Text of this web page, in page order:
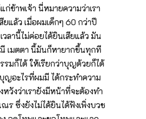
นี้ ซึ่งเป็นอสุจิ อสุภัง มรณะประโยสานัง มีความตายเป็นที่สุด จงเจริญด้วยกรรมฐาน แล้วก็เจริญกรรมฐานอสุพะกรรมฐานตามสมควรในที่อยู่แห่งตน เสร็จแล้วก็สวดบทสวดมนต์พอสมควร ปัจจเวกอัตติ อปัจจะเวก ทั้ง 4 บทแล้วสวดถวายพรพระด้วยพาหุงคือสรรเสริญคุณพระพุทธเจ้าทั้ง 8 บท แล้วจึงกรวดน้ำ นี่สวดมนต์นี่มันสวดอย่างที่ว่าให้ตามเป็นวัตรเป็นพิธี ไม่ใช่แค่เราสวดตามบ้านตามเรือน ทีนี้เวลายังเหลือยังไม่ทันสว่าง ห้ามไม่ให้เอนตัวลงนอนอีก ไม่ให้มานอนฝันอยู่ เวลายังเหลือไม่ให้นอนอีกแล้วก็ให้ท่องสวดมนต์ที่เป็นการศึกษา เรื่องการศึกษาเรื่องที่เราต้องท่องจำ เมื่อกี้ก็สวดมนต์ตามวัตรตามปฏิบัติที่ต้องสวด สวดเพื่อเรียน เพื่อท่อง เพื่อจำ แล้วก็ให้แสดงอาบัติ มีเพื่อนแสดงอาบัติเสียก่อนอรุณขึ้น เพื่อไม้ให้อาบัติค้างคืน นึกได้หรือไม่ได้ก็ให้แสดงอาบัติเสียก่อนอรุณขึ้น ทีนี้ก็รับอรุณ ที่ว่ารับอรุณ มันก็แบ่งอรุณเป็น 4 ตอน ปทุม ปะทะโม อรุโน เสโต ทุติโย ตัมพะมังเจวะ ตะติโย โอทาโต จตุโถ นันทะมุทิโย เมื่อมันสักแต่ว่าขาวขึ้นมาแต่ไม่ใช่ว่ามันขาวจ้า มันขาว ขาวอึมครึม เค้าเรียกอรุณที่ 1 , อรุณที่ 2 เป็นสีแดงหรือสีเหลือง อรุณที่ 3 มันขาวแจ้ง อรุณที่ 4 เห็นหน้าตาชัด เหมือนกะเราจะเรียกกันว่าเห็นลายมือใหญ่ มันต้องถึงอรุณที่ 4 จึงจะถือว่าเป็นวันใหม่ วินัยกรรมเกี่ยวกับพรรษา เกี่ยวกับสัตตาหะ เกี่ยวกับอะไรต่างๆที่เรียกว่า อรุณๆๆ ก็ขอให้รู้จัก นับอย่างนี้พออรุณที่ 4 ขึ้นแล้วถือว่าเป็นวันใหม่ เป็นวันใหม่แล้วทีนี้ขาดตอนกันแล้ว ก็เปลื้องผ้าครอง เปลื้องผ้าครองที่เอามาครองใหญ่ เปลื้องออก หอพับเก็บตามเดิม ก็ไปทำกิจกรรม ที่เรียกว่าวันใหม่ขึ้นแล้ว ยังมีบทที่ว่าสวดว่าออกไป เป็นการประกาศว่า อิทานิ อรุโนทะยัง อาปุจฉามะ อาปุจฉามิ ข้าพเจ้าขอกล่าวประกาศซึ่งอรุโณทัย คือ ความอรุณขึ้นมาใหม่ บอกกะตัวเองว่า เหมือนกะอธิษฐานอะไร มันอรุณแล้ว แล้วสิ่งต่างๆต้องทำถูกต้องหมดระหว่างวัตรวันเมื่อวานกะวันรุ่งขึ้น จนถึงให้ประกาศอรุณกะตัวเอง ที่เรียกว่ารับอรุณ เอ้าทีนี้ก็จะมาถึงเรื่องที่